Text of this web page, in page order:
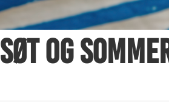
og